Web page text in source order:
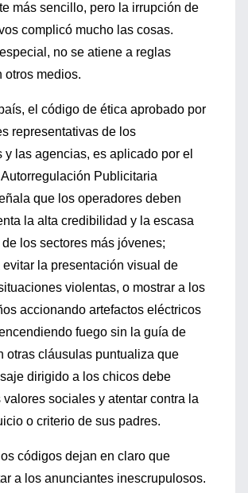
más sencillo, pero la irrupción de
complicó mucho las cosas.
no se atiene a reglas
otros medios.
el código de ética aprobado por
representativas de los
y las agencias, es aplicado por el
Publicitaria
que los operadores deben
la alta credibilidad y la escasa
los sectores más jóvenes;
evitar la presentación visual de
violentas, o mostrar a los
accionando artefactos eléctricos
fuego sin la guía de
otras cláusulas puntualiza que
dirigido a los chicos debe
valores sociales y atentar contra la
o criterio de sus padres.
códigos dejan en claro que
a los anunciantes inescrupulosos.